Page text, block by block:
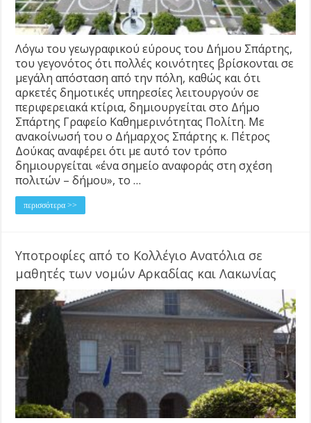
Λόγω του γεωγραφικού εύρους του Δήμου Σπάρτης,
του γεγονότος ότι πολλές κοινότητες βρίσκονται σε
μεγάλη απόσταση από την πόλη, καθώς και ότι
αρκετές δημοτικές υπηρεσίες λειτουργούν σε
περιφερειακά κτίρια, δημιουργείται στο Δήμο
Σπάρτης Γραφείο Καθημερινότητας Πολίτη. Με
ανακοίνωσή του ο Δήμαρχος Σπάρτης κ. Πέτρος
Δούκας αναφέρει ότι με αυτό τον τρόπο
δημιουργείται «ένα σημείο αναφοράς στη σχέση
πολιτών – δήμου», το …
περισσότερα >>
Υποτροφίες από το Κολλέγιο Ανατόλια σε
μαθητές των νομών Αρκαδίας και Λακωνίας